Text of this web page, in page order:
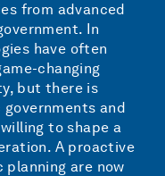
from advanced
In
have often
changing
but there is
and
to shape a
A proactive
are now